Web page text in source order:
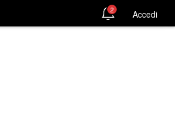
2 Accedi